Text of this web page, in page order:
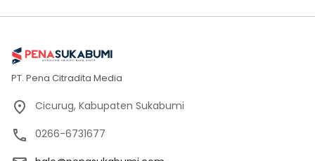
PT. Pena Citradita Media
Cicurug, Kabupaten Sukabumi
0266-6731677